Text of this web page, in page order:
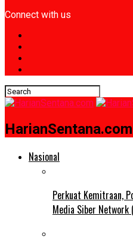
Connect with us
HarianSentana.com
Nasional
Perkuat Kemitraan,
Media Siber Network